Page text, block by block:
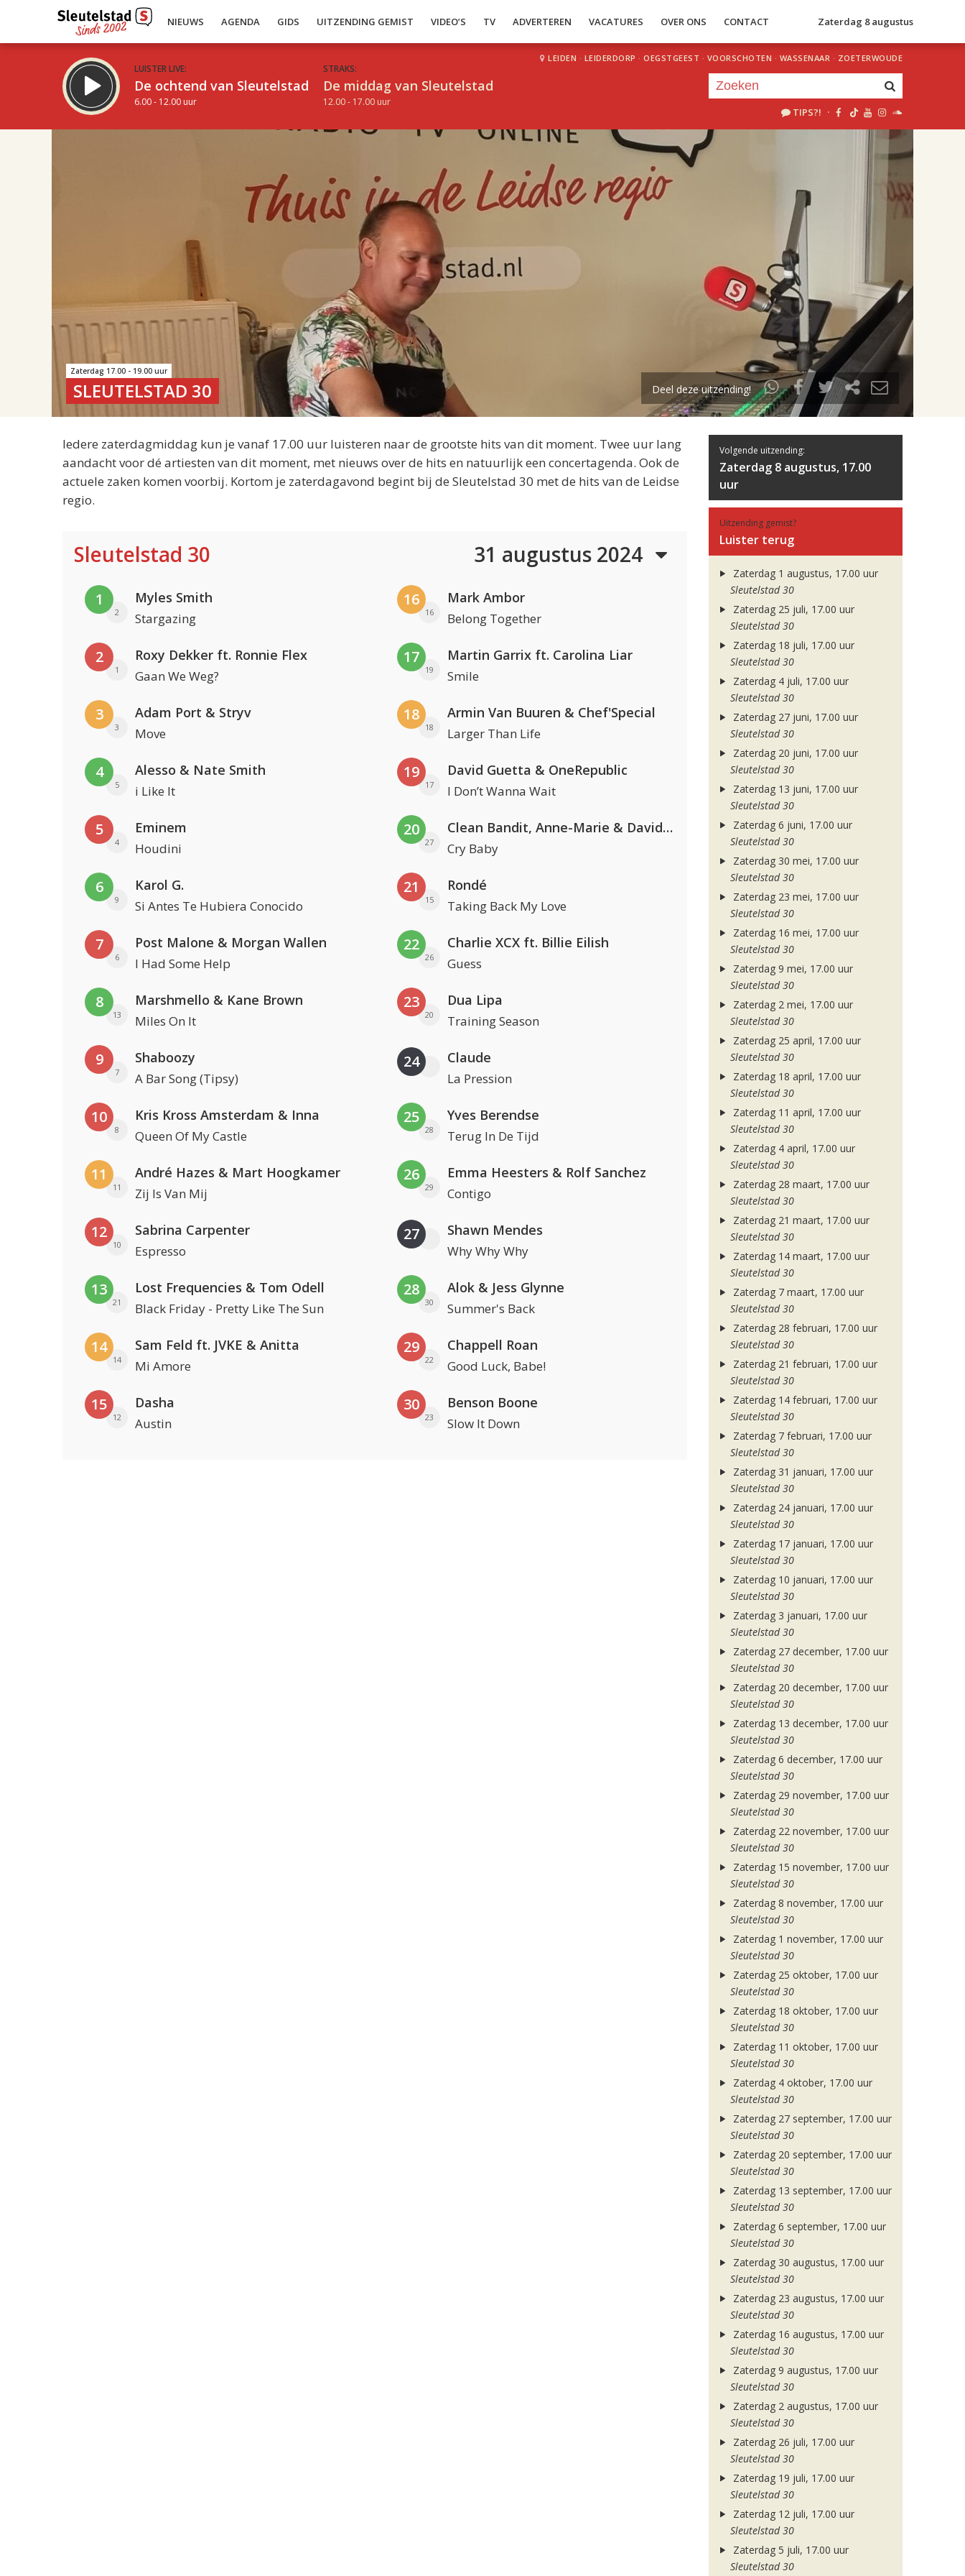
NIEUWS AGENDA GIDS UITZENDING GEMIST VIDEO’S TV ADVERTEREN VACATURES OVER ONS CONTACT Zaterdag 8 augustus
LUISTER LIVE:
De ochtend van Sleutelstad
6.00 - 12.00 uur
STRAKS:
De middag van Sleutelstad
12.00 - 17.00 uur
LEIDEN · LEIDERDORP · OEGSTGEEST · VOORSCHOTEN · WASSENAAR · ZOETERWOUDE
TIPS?! ·
uur 1 van 2
Volgend uur
Zaterdag 17.00 - 19.00 uur
SLEUTELSTAD 30 Deel deze uitzending!
Iedere zaterdagmiddag kun je vanaf 17.00 uur luisteren naar de grootste hits van dit moment. Twee uur lang
aandacht voor dé artiesten van dit moment, met nieuws over de hits en natuurlijk een concertagenda. Ook de
actuele zaken komen voorbij. Kortom je zaterdagavond begint bij de Sleutelstad 30 met de hits van de Leidse
regio.
Sleutelstad 30 31 augustus 2024
1
2
Myles Smith
Stargazing
2
1
Roxy Dekker ft. Ronnie Flex
Gaan We Weg?
3
3
Adam Port & Stryv
Move
4
5
Alesso & Nate Smith
i Like It
5
4
Eminem
Houdini
6
9
Karol G.
Si Antes Te Hubiera Conocido
7
6
Post Malone & Morgan Wallen
I Had Some Help
8
13
Marshmello & Kane Brown
Miles On It
9
7
Shaboozy
A Bar Song (Tipsy)
10
8
Kris Kross Amsterdam & Inna
Queen Of My Castle
11
11
André Hazes & Mart Hoogkamer
Zij Is Van Mij
12
10
Sabrina Carpenter
Espresso
13
21
Lost Frequencies & Tom Odell
Black Friday - Pretty Like The Sun
14
14
Sam Feld ft. JVKE & Anitta
Mi Amore
15
12
Dasha
Austin
16
16
Mark Ambor
Belong Together
17
19
Martin Garrix ft. Carolina Liar
Smile
18
18
Armin Van Buuren & Chef'Special
Larger Than Life
19
17
David Guetta & OneRepublic
I Don’t Wanna Wait
20
27
Clean Bandit, Anne-Marie & David Guetta
Cry Baby
21
15
Rondé
Taking Back My Love
22
26
Charlie XCX ft. Billie Eilish
Guess
23
20
Dua Lipa
Training Season
24 Claude
La Pression
25
28
Yves Berendse
Terug In De Tijd
26
29
Emma Heesters & Rolf Sanchez
Contigo
27 Shawn Mendes
Why Why Why
28
30
Alok & Jess Glynne
Summer's Back
29
22
Chappell Roan
Good Luck, Babe!
30
23
Benson Boone
Slow It Down
Volgende uitzending:
Zaterdag 8 augustus, 17.00
uur
Uitzending gemist?
Luister terug
Zaterdag 1 augustus, 17.00 uur
Sleutelstad 30
Zaterdag 25 juli, 17.00 uur
Sleutelstad 30
Zaterdag 18 juli, 17.00 uur
Sleutelstad 30
Zaterdag 4 juli, 17.00 uur
Sleutelstad 30
Zaterdag 27 juni, 17.00 uur
Sleutelstad 30
Zaterdag 20 juni, 17.00 uur
Sleutelstad 30
Zaterdag 13 juni, 17.00 uur
Sleutelstad 30
Zaterdag 6 juni, 17.00 uur
Sleutelstad 30
Zaterdag 30 mei, 17.00 uur
Sleutelstad 30
Zaterdag 23 mei, 17.00 uur
Sleutelstad 30
Zaterdag 16 mei, 17.00 uur
Sleutelstad 30
Zaterdag 9 mei, 17.00 uur
Sleutelstad 30
Zaterdag 2 mei, 17.00 uur
Sleutelstad 30
Zaterdag 25 april, 17.00 uur
Sleutelstad 30
Zaterdag 18 april, 17.00 uur
Sleutelstad 30
Zaterdag 11 april, 17.00 uur
Sleutelstad 30
Zaterdag 4 april, 17.00 uur
Sleutelstad 30
Zaterdag 28 maart, 17.00 uur
Sleutelstad 30
Zaterdag 21 maart, 17.00 uur
Sleutelstad 30
Zaterdag 14 maart, 17.00 uur
Sleutelstad 30
Zaterdag 7 maart, 17.00 uur
Sleutelstad 30
Zaterdag 28 februari, 17.00 uur
Sleutelstad 30
Zaterdag 21 februari, 17.00 uur
Sleutelstad 30
Zaterdag 14 februari, 17.00 uur
Sleutelstad 30
Zaterdag 7 februari, 17.00 uur
Sleutelstad 30
Zaterdag 31 januari, 17.00 uur
Sleutelstad 30
Zaterdag 24 januari, 17.00 uur
Sleutelstad 30
Zaterdag 17 januari, 17.00 uur
Sleutelstad 30
Zaterdag 10 januari, 17.00 uur
Sleutelstad 30
Zaterdag 3 januari, 17.00 uur
Sleutelstad 30
Zaterdag 27 december, 17.00 uur
Sleutelstad 30
Zaterdag 20 december, 17.00 uur
Sleutelstad 30
Zaterdag 13 december, 17.00 uur
Sleutelstad 30
Zaterdag 6 december, 17.00 uur
Sleutelstad 30
Zaterdag 29 november, 17.00 uur
Sleutelstad 30
Zaterdag 22 november, 17.00 uur
Sleutelstad 30
Zaterdag 15 november, 17.00 uur
Sleutelstad 30
Zaterdag 8 november, 17.00 uur
Sleutelstad 30
Zaterdag 1 november, 17.00 uur
Sleutelstad 30
Zaterdag 25 oktober, 17.00 uur
Sleutelstad 30
Zaterdag 18 oktober, 17.00 uur
Sleutelstad 30
Zaterdag 11 oktober, 17.00 uur
Sleutelstad 30
Zaterdag 4 oktober, 17.00 uur
Sleutelstad 30
Zaterdag 27 september, 17.00 uur
Sleutelstad 30
Zaterdag 20 september, 17.00 uur
Sleutelstad 30
Zaterdag 13 september, 17.00 uur
Sleutelstad 30
Zaterdag 6 september, 17.00 uur
Sleutelstad 30
Zaterdag 30 augustus, 17.00 uur
Sleutelstad 30
Zaterdag 23 augustus, 17.00 uur
Sleutelstad 30
Zaterdag 16 augustus, 17.00 uur
Sleutelstad 30
Zaterdag 9 augustus, 17.00 uur
Sleutelstad 30
Zaterdag 2 augustus, 17.00 uur
Sleutelstad 30
Zaterdag 26 juli, 17.00 uur
Sleutelstad 30
Zaterdag 19 juli, 17.00 uur
Sleutelstad 30
Zaterdag 12 juli, 17.00 uur
Sleutelstad 30
Zaterdag 5 juli, 17.00 uur
Sleutelstad 30